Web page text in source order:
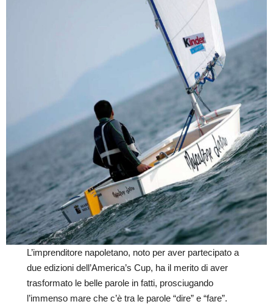
L’imprenditore napoletano, noto per aver partecipato a
due edizioni dell’America’s Cup, ha il merito di aver
trasformato le belle parole in fatti, prosciugando
l’immenso mare che c’è tra le parole “dire” e “fare”.